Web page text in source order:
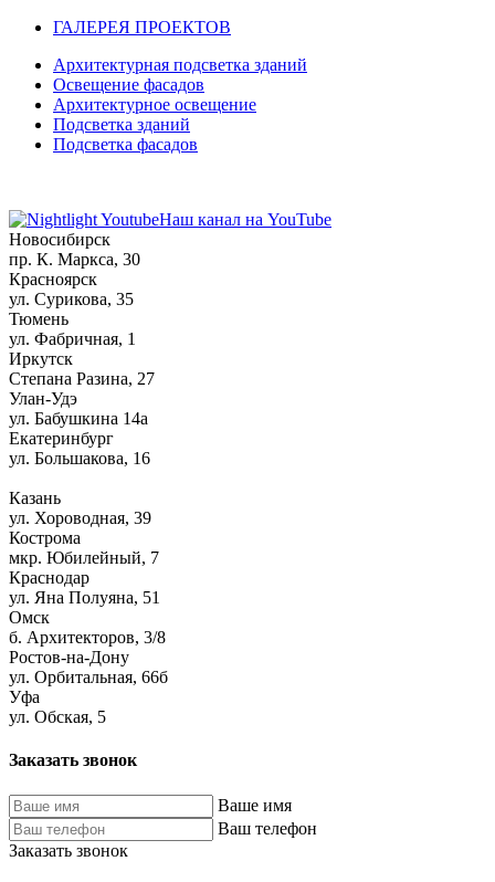
ГАЛЕРЕЯ ПРОЕКТОВ
Архитектурная подсветка зданий
Освещение фасадов
Архитектурное освещение
Подсветка зданий
Подсветка фасадов
Наш канал на YouTube
Новосибирск
пр. К. Маркса, 30
Красноярск
ул. Сурикова, 35
Тюмень
ул. Фабричная, 1
Иркутск
Степана Разина, 27
Улан-Удэ
ул. Бабушкина 14а
Екатеринбург
ул. Большакова, 16
Казань
ул. Хороводная, 39
Кострома
мкр. Юбилейный, 7
Краснодар
ул. Яна Полуяна, 51
Омск
б. Архитекторов, 3/8
Ростов-на-Дону
ул. Орбитальная, 66б
Уфа
ул. Обская, 5
Заказать звонок
Ваше имя
Ваш телефон
Заказать звонок